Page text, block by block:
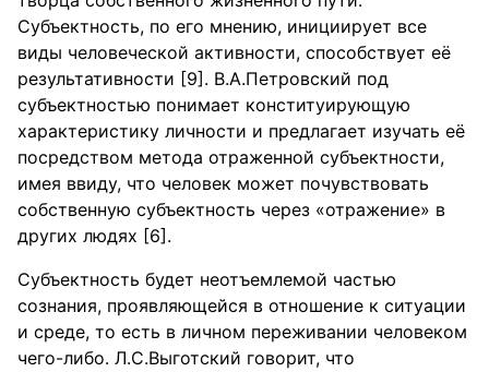
Субъектность, по его мнению, инициирует все
виды человеческой активности, способствует её
результативности [9]. В.А.Петровский под
субъектностью понимает конституирующую
характеристику личности и предлагает изучать её
посредством метода отраженной субъектности,
имея ввиду, что человек может почувствовать
собственную субъектность через «отражение» в
других людях [6].
Субъектность будет неотъемлемой частью
сознания, проявляющейся в отношение к ситуации
и среде, то есть в личном переживании человеком
чего-либо. Л.С.Выготский говорит, что